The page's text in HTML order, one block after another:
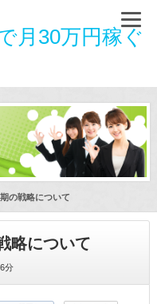
月30万円稼ぐ
の戦略について
略について
分